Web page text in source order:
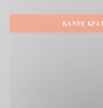
ΚΆΝΤΕ